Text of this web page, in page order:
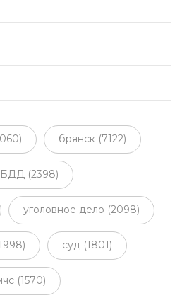
брянск (7122)
(2398)
уголовное дело (2098)
суд (1801)
(1570)